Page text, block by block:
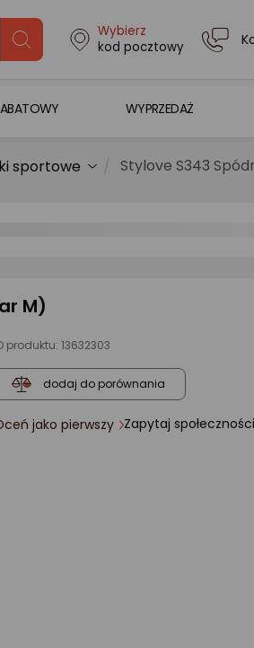
Wybierz
kod pocztowy
WYPRZEDAŻ
sportowe Stylove S343
M)
produktu: 13632303
dodaj do porównania
ocena
jako pierwszy Zapytaj społeczności